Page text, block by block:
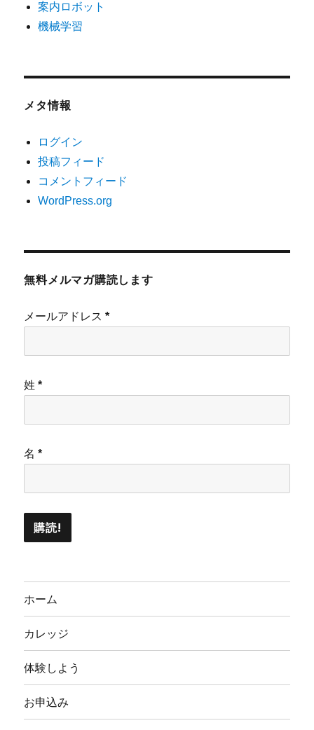
案内ロボット
機械学習
メタ情報
ログイン
投稿フィード
コメントフィード
WordPress.org
無料メルマガ購読します
メールアドレス*
姓*
名*
ホーム
カレッジ
体験しよう
お申込み